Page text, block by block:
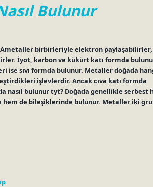
Bulunur
birbirleriyle elektron paylaşabilirler,
İyot, karbon ve kükürt katı formda
sıvı formda bulunur. Metaller doğada
işlevlerdir. Ancak cıva katı formda
bulunur tyt? Doğada genellikle serbest
hem de bileşiklerinde bulunur. Metaller iki